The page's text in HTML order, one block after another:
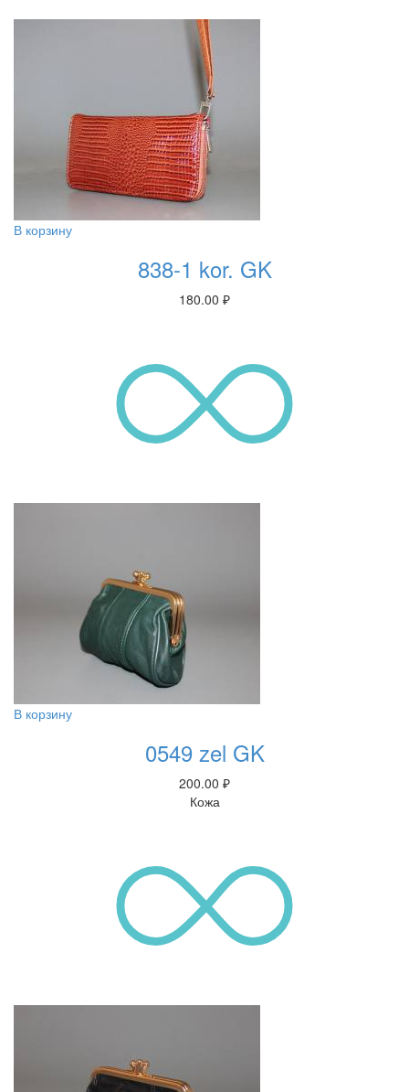
В корзину
838-1 kor. GK
180.00 ₽
В корзину
0549 zel GK
200.00 ₽
Кожа